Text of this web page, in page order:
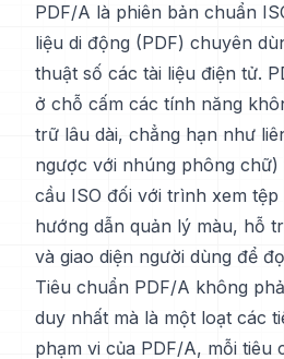
PDF/A là phiên bản chuẩn
liệu di động (PDF) chuyên
thuật số các tài liệu điện tử.
ở chỗ cấm các tính năng
trữ lâu dài, chẳng hạn như
ngược với nhúng phông chữ)
cầu ISO đối với trình xem
hướng dẫn quản lý màu, hỗ
và giao diện người dùng để
Tiêu chuẩn PDF/A không
duy nhất mà là một loạt các
phạm vi của PDF/A, mỗi tiêu